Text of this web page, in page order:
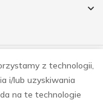
E-SKLEPY INVESTNET
z technologii,
i/lub uzyskiwania
na te technologie